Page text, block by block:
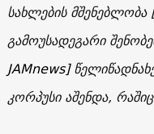
სახლების მშენებლობა
გამოუსადეგარი
JAMnews]
კორპუსი აშენდა,